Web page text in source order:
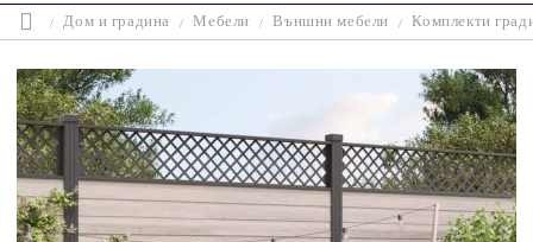
Дом и градина Мебели Външни мебели Комплекти